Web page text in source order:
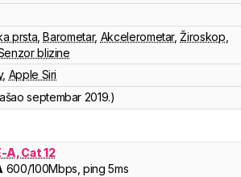
prsta ,Barometar, Akcelerometar,Žiroskop
blizine
, Apple Siri
septembar 2019.)
A, Cat 12
600/100Mbps , ping 5ms